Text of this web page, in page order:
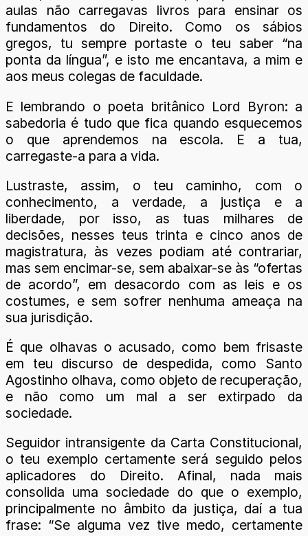
aulas não carregavas livros para ensinar os
fundamentos do Direito. Como os sábios
gregos, tu sempre portaste o teu saber “na
ponta da língua”, e isto me encantava, a mim e
aos meus colegas de faculdade.
E lembrando o poeta britânico Lord Byron: a
sabedoria é tudo que fica quando esquecemos
o que aprendemos na escola. E a tua,
carregaste-a para a vida.
Lustraste, assim, o teu caminho, com o
conhecimento, a verdade, a justiça e a
liberdade, por isso, as tuas milhares de
decisões, nesses teus trinta e cinco anos de
magistratura, às vezes podiam até contrariar,
mas sem encimar-se, sem abaixar-se às “ofertas
de acordo”, em desacordo com as leis e os
costumes, e sem sofrer nenhuma ameaça na
sua jurisdição.
É que olhavas o acusado, como bem frisaste
em teu discurso de despedida, como Santo
Agostinho olhava, como objeto de recuperação,
e não como um mal a ser extirpado da
sociedade.
Seguidor intransigente da Carta Constitucional,
o teu exemplo certamente será seguido pelos
aplicadores do Direito. Afinal, nada mais
consolida uma sociedade do que o exemplo,
principalmente no âmbito da justiça, daí a tua
frase: “Se alguma vez tive medo, certamente